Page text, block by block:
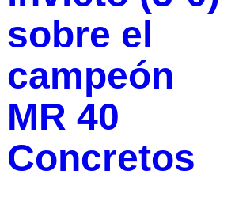
sobre el
campeón
MR 40
Concretos